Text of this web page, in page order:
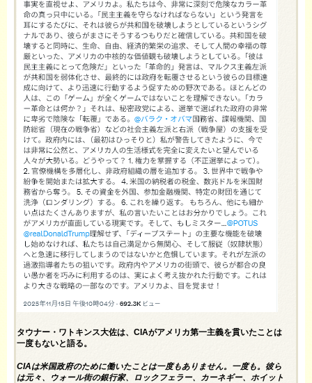
タウナー・ワトキンス大佐は、CIAがアメリカ第一主義を貫いたことは
一度もないと語る。
CIAは米国政府のために働いたことは一度もありません。一度も。彼ら
は元々、ウォール街の銀行家、ロックフェラー、カーネギー、ホイット